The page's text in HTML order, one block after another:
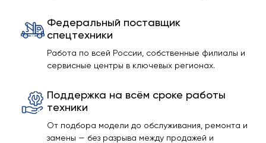
Федеральный поставщик
спецтехники
Работа по всей России, собственные филиалы и
сервисные центры в ключевых регионах.
Поддержка на всём сроке работы
техники
От подбора модели до обслуживания, ремонта и
замены — без разрыва между продажей и